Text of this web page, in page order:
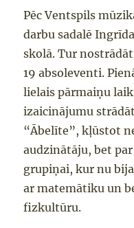
Pēc Ventspils mūzik
darbu sadalē Ingrīda
skolā. Tur nostrād
19 absoleventi.
lielais pārmaiņu
izaicinājumu
“Ābelīte”,kļūstot
audzinātāju, bet
grupiņai,kur nu
ar matemātiku un
fizkultūru.